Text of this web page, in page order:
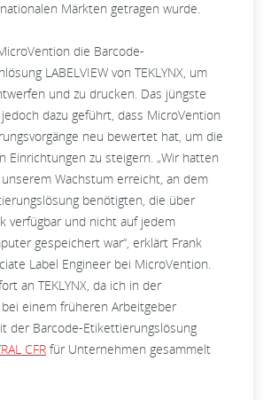
Märkten getragen wurde.
die Barcode-
LABELVIEW von TEKLYNX, um
und zu drucken. Das jüngste
dazu geführt, dass MicroVention
neu bewertet hat, um die
Einrichtungen zu steigern. „Wir hatten
Wachstum erreicht, an dem
benötigten, die über
verfügbar und nicht auf jedem
gespeichert war“, erklärt Frank
Label Engineer bei MicroVention.
an TEKLYNX, da ich in der
einem früheren Arbeitgeber
der Barcode-Etikettierungslösung
CFR für Unternehmen gesammelt